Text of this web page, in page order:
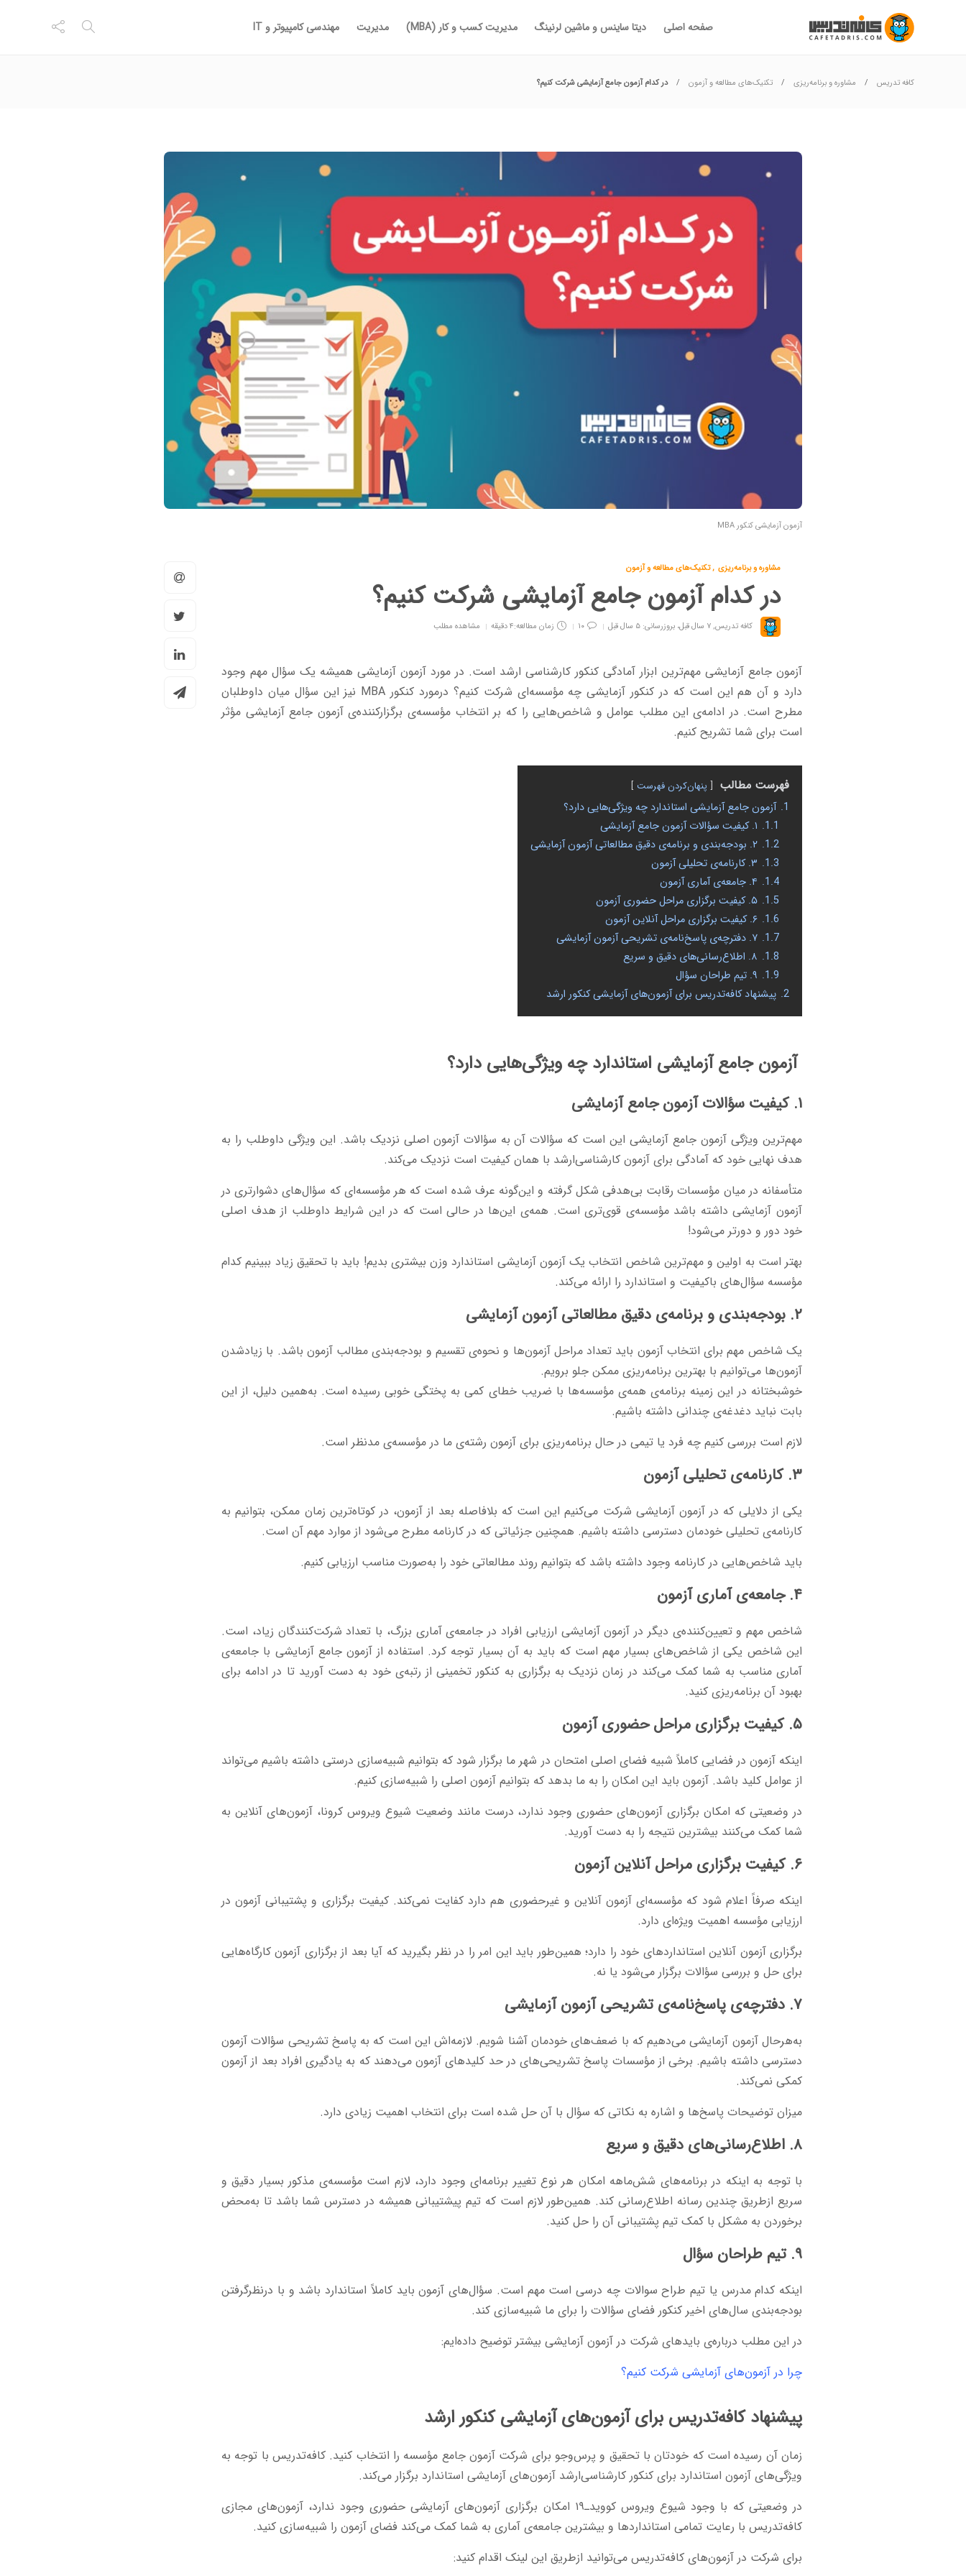
صفحه اصلی دیتا ساینس و ماشین لرنینگ مدیریت کسب و کار (MBA) مدیریت مهندسی کامپیوتر و IT
کافه تدریس مشاوره و برنامه‌ریزی تکنیک‌های مطالعه و آزمون در کدام آزمون جامع آزمایشی شرکت کنیم؟
آزمون آزمایشی کنکور MBA
مشاوره و برنامه‌ریزی ,تکنیک‌های مطالعه و آزمون
در کدام آزمون جامع آزمایشی شرکت کنیم؟
کافه تدریس,۷ سال قبل، بروزرسانی: ۵ سال قبل ۱۰ زمان مطالعه:۴ دقیقه مشاهده مطلب
آزمون جامع آزمایشی مهم‌ترین ابزار آمادگی کنکور کارشناسی ارشد است. در مورد آزمون آزمایشی همیشه یک سؤال مهم وجود
دارد و آن هم این است که در کنکور آزمایشی چه مؤسسه‌ای شرکت کنیم؟ درمورد کنکور MBA نیز این سؤال میان داوطلبان
مطرح است. در ادامه‌ی این مطلب عوامل و شاخص‌هایی را که بر انتخاب مؤسسه‌ی برگزارکننده‌ی آزمون جامع آزمایشی مؤثر
است برای شما تشریح کنیم.
فهرست مطالب پنهان‌کردن فهرست
1. آزمون جامع آزمایشی استاندارد چه ویژگی‌هایی دارد؟
1.1. ۱. کیفیت سؤالات آزمون جامع آزمایشی
1.2. ۲. بودجه‌بندی و برنامه‌ی دقیق مطالعاتی آزمون آزمایشی
1.3. ۳. کارنامه‌ی تحلیلی آزمون
1.4. ۴. جامعه‌ی آماری آزمون
1.5. ۵. کیفیت برگزاری مراحل حضوری آزمون
1.6. ۶. کیفیت برگزاری مراحل آنلاین آزمون
1.7. ۷. دفترچه‌ی پاسخ‌نامه‌ی تشریحی آزمون آزمایشی
1.8. ۸. اطلاع‌رسانی‌های دقیق و سریع
1.9. ۹. تیم طراحان سؤال
2. پیشنهاد کافه‌تدریس برای آزمون‌‌های آزمایشی کنکور ارشد
آزمون جامع آزمایشی استاندارد چه ویژگی‌هایی دارد؟
۱. کیفیت سؤالات آزمون جامع آزمایشی
مهم‌ترین ویژگی آزمون جامع آزمایشی این است که سؤالات آن به سؤالات آزمون اصلی نزدیک باشد. این ویژگی داوطلب را به
هدف نهایی خود که آمادگی برای آزمون کارشناسی‌ارشد با همان کیفیت است نزدیک می‌کند.
متأسفانه در میان مؤسسات رقابت بی‌‎هدفی شکل گرفته و این‌گونه عرف شده است که هر مؤسسه‌ای که سؤال‌های دشوارتری در
آزمون آزمایشی داشته باشد مؤسسه‌ی قوی‌تری است. همه‌ی این‌ها در حالی است که در این شرایط داوطلب از هدف اصلی
خود دور و دورتر می‌شود!
بهتر است به اولین و مهم‌ترین شاخص انتخاب یک آزمون آزمایشی استاندارد وزن بیشتری بدیم! باید با تحقیق زیاد ببینیم کدام
مؤسسه سؤال‌های باکیفیت و استاندارد را ارائه می‌کند.
۲. بودجه‌بندی و برنامه‌ی دقیق مطالعاتی آزمون آزمایشی
یک شاخص مهم برای انتخاب آزمون باید تعداد مراحل آزمون‌ها و نحوه‌ی تقسیم و بودجه‌بندی مطالب آزمون باشد. با زیادشدن
آزمون‌ها می‌توانیم با بهترین برنامه‌ریزی ممکن جلو برویم.
خوشبختانه در این زمینه برنامه‌ی همه‌ی مؤسسه‌ها با ضریب خطای کمی به پختگی خوبی رسیده است. به‌همین دلیل، از این
بابت نباید دغدغه‌ی چندانی داشته باشیم.
لازم است بررسی کنیم چه فرد یا تیمی در حال برنامه‌ریزی برای آزمون رشته‌ی ما در مؤسسه‌ی مدنظر است.
۳. کارنامه‌ی تحلیلی آزمون
یکی از دلایلی که در آزمون آزمایشی شرکت می‌کنیم این است که بلافاصله بعد از آزمون، در کوتاه‌ترین زمان ممکن، بتوانیم به
کارنامه‌ی تحلیلی خودمان دسترسی داشته باشیم. همچنین جزئیاتی که در کارنامه مطرح می‌شود از موارد مهم آن است.
باید شاخص‌هایی در کارنامه وجود داشته باشد که بتوانیم روند مطالعاتی خود را به‌صورت مناسب ارزیابی کنیم.
۴. جامعه‌ی آماری آزمون
شاخص مهم و تعیین‌کننده‌ی دیگر در آزمون آزمایشی ارزیابی افراد در جامعه‌ی آماری بزرگ، با تعداد شرکت‌کنندگان زیاد، است.
این شاخص یکی از شاخص‌های بسیار مهم است که باید به آن بسیار توجه کرد. استفاده از آزمون جامع آزمایشی با جامعه‌ی
آماری مناسب به شما کمک می‌کند در زمان نزدیک به برگزاری به کنکور تخمینی از رتبه‌ی خود به دست آورید تا در ادامه برای
بهبود آن برنامه‌ریزی کنید.
۵. کیفیت برگزاری مراحل حضوری آزمون
اینکه آزمون در فضایی کاملاً شبیه فضای اصلی امتحان در شهر ما برگزار شود که بتوانیم شبیه‌سازی درستی داشته باشیم می‌تواند
از عوامل کلید باشد. آزمون باید این امکان را به ما بدهد که بتوانیم آزمون اصلی را شبیه‌سازی کنیم.
در وضعیتی که امکان برگزاری آزمون‌های حضوری وجود ندارد، درست مانند وضعیت شیوع ویروس کرونا، آزمون‌های آنلاین به
شما کمک می‌کنند بیشترین نتیجه را به دست آورید.
۶. کیفیت برگزاری مراحل آنلاین آزمون
اینکه صرفاً اعلام شود که مؤسسه‌ای آزمون آنلاین و غیرحضوری هم دارد کفایت نمی‌کند. کیفیت برگزاری و پشتیبانی آزمون در
ارزیابی مؤسسه اهمیت ویژه‌ای دارد.
برگزاری آزمون آنلاین استانداردهای خود را دارد؛ همین‌طور باید این امر را در نظر بگیرید که آیا بعد از برگزاری آزمون کارگاه‌هایی
برای حل و بررسی سؤالات برگزار می‌شود یا نه.
۷. دفترچه‌ی پاسخ‌نامه‌ی تشریحی آزمون آزمایشی
به‌هرحال آزمون آزمایشی می‌دهیم که با ضعف‌های خودمان آشنا شویم. لازمه‌اش این است که به پاسخ تشریحی سؤالات آزمون
دسترسی داشته باشیم. برخی از مؤسسات پاسخ تشریحی‌های در حد کلیدهای آزمون می‌دهند که به یادگیری افراد بعد از آزمون
کمکی نمی‌کند.
میزان توضیحات پاسخ‌‌ها و اشاره به نکاتی که سؤال با آن حل شده است برای انتخاب اهمیت زیادی دارد.
۸. اطلاع‌رسانی‌های دقیق و سریع
با توجه به اینکه در برنامه‌های شش‌ماهه امکان هر نوع تغییر برنامه‌ای وجود دارد، لازم است مؤسسه‌ی مذکور بسیار دقیق و
سریع ازطریق چندین رسانه اطلاع‌رسانی کند. همین‌طور لازم است که تیم پیشتیبانی همیشه در دسترس شما باشد تا به‌محض
برخوردن به مشکل با کمک تیم پشتیبانی آن را حل کنید.
۹. تیم طراحان سؤال
اینکه کدام مدرس یا تیم طراح سوالات چه درسی است مهم است. سؤال‌های آزمون باید کاملاً استاندارد باشد و با درنظرگرفتن
بودجه‌بندی سال‌های اخیر کنکور فضای سؤالات را برای ما شبیه‌سازی کند.
در این مطلب درباره‌ی بایدهای شرکت در آزمون آزمایشی بیشتر توضیح داده‌ایم:
چرا در آزمون‌های آزمایشی شرکت کنیم؟
پیشنهاد کافه‌تدریس برای آزمون‌‌های آزمایشی کنکور ارشد
زمان آن رسیده است که خودتان با تحقیق و پرس‌وجو ‌برای شرکت آزمون جامع مؤسسه را انتخاب کنید. کافه‌تدریس با توجه به
ویژگی‌های آزمون استاندارد برای کنکور کارشناسی‌ارشد آزمون‌های آزمایشی استاندارد برگزار می‌کند.
در وضعیتی که با وجود شیوع ویروس کوویدـ۱۹ امکان برگزاری آزمون‌های آزمایشی حضوری وجود ندارد، آزمون‌های مجازی
کافه‌تدریس با رعایت تمامی استانداردها و بیشترین جامعه‌ی آماری به شما کمک می‌کند فضای آزمون را شبیه‌سازی کنید.
برای شرکت در آزمون‌های کافه‌تدریس می‌توانید ازطریق این لینک اقدام کنید: